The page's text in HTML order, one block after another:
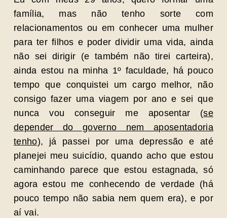
família, mas não tenho sorte com
relacionamentos ou em conhecer uma mulher
para ter filhos e poder dividir uma vida, ainda
não sei dirigir (e também não tirei carteira),
ainda estou na minha 1º faculdade, há pouco
tempo que conquistei um cargo melhor, não
consigo fazer uma viagem por ano e sei que
nunca vou conseguir me aposentar (se
depender do governo nem aposentadoria
tenho), já passei por uma depressão e até
planejei meu suicídio, quando acho que estou
caminhando parece que estou estagnada, só
agora estou me conhecendo de verdade (há
pouco tempo não sabia nem quem era), e por
aí vai.